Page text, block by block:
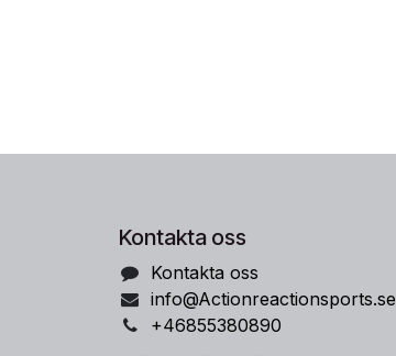
Kontakta oss
Kontakta oss
info@Actionreactionsports.se
+46855380890